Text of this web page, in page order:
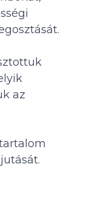
az